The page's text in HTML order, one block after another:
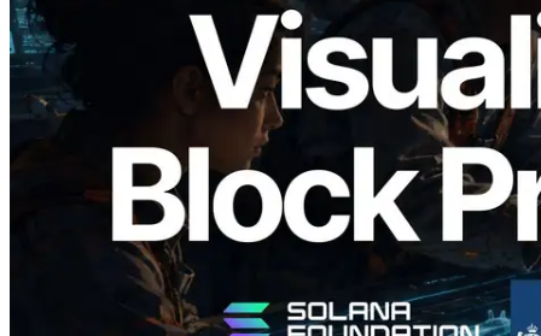
Validators Solutions lanza el Solana Block
Analyzer — Visualización del tiempo de
producción de bloque por slot y del
Validador asignado
Leer este artículo